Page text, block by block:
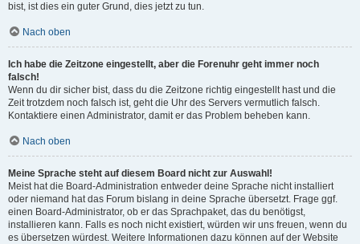
bist, ist dies ein guter Grund, dies jetzt zu tun.
Nach oben
Ich habe die Zeitzone eingestellt, aber die Forenuhr geht immer noch
falsch!
Wenn du dir sicher bist, dass du die Zeitzone richtig eingestellt hast und die
Zeit trotzdem noch falsch ist, geht die Uhr des Servers vermutlich falsch.
Kontaktiere einen Administrator, damit er das Problem beheben kann.
Nach oben
Meine Sprache steht auf diesem Board nicht zur Auswahl!
Meist hat die Board-Administration entweder deine Sprache nicht installiert
oder niemand hat das Forum bislang in deine Sprache übersetzt. Frage ggf.
einen Board-Administrator, ob er das Sprachpaket, das du benötigst,
installieren kann. Falls es noch nicht existiert, würden wir uns freuen, wenn du
es übersetzen würdest. Weitere Informationen dazu können auf der Website